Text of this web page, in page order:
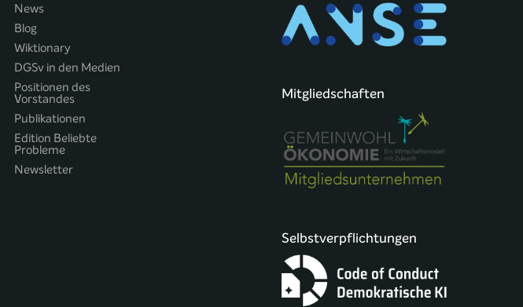
News
Blog
Wiktionary
DGSv in den Medien
Positionen des
Vorstandes
Publikationen
Edition Beliebte
Probleme
Newsletter
Mitgliedschaften
Selbstverpflichtungen